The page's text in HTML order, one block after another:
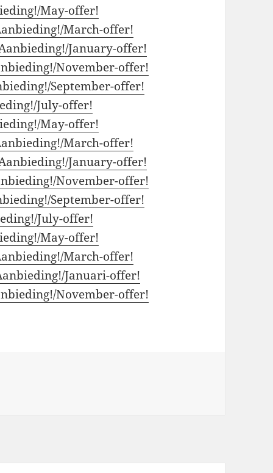
May-offer!
March-offer!
January-offer!
November-offer!
September-offer!
July-offer!
May-offer!
March-offer!
January-offer!
November-offer!
September-offer!
July-offer!
May-offer!
March-offer!
Januari-offer!
November-offer!